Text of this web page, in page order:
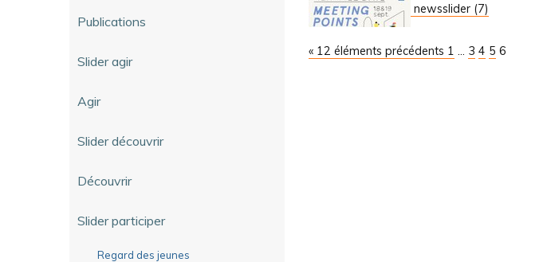
Publications
Slider agir
Agir
Slider découvrir
Découvrir
Slider participer
Regard des jeunes
newsslider (7)
« 12 éléments précédents 1 ... 3 4 5 6